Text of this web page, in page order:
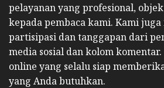
pelayanan yang profesional,
kepada pembaca kami. Kami
partisipasi dan tanggapan dari
media sosial dan kolom
online yang selalu siap
yang Anda butuhkan.